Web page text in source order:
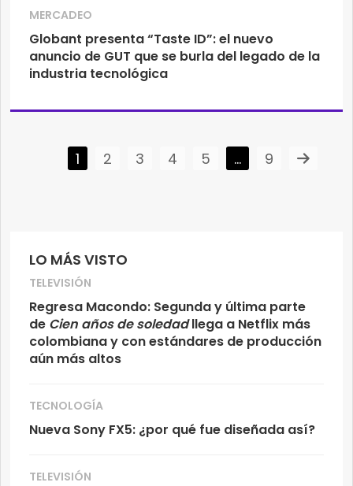
LO MÁS VISTO
TELEVISIÓN
Regresa Macondo: Segunda y última parte
de Cien años de soledadllega a Netflix más
colombiana y con estándares de producción
aún más altos
TECNOLOGÍA
Nueva Sony FX5: ¿por qué fue diseñada así?
TELEVISIÓN
MERCADEO
Globant presenta “Taste ID”: el nuevo
anuncio de GUT que se burla del legado de la
industria tecnológica
1 2 3 4 5 … 9